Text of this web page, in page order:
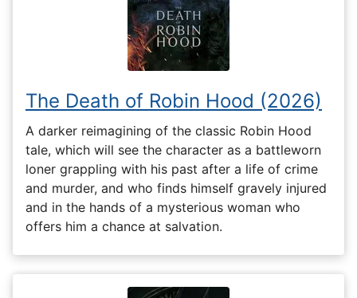
The Death of Robin Hood (2026)
A darker reimagining of the classic Robin Hood
tale, which will see the character as a battleworn
loner grappling with his past after a life of crime
and murder, and who finds himself gravely injured
and in the hands of a mysterious woman who
offers him a chance at salvation.